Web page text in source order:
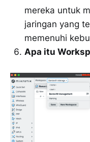
mereka untuk
jaringan yang
memenuhi
Apa itu